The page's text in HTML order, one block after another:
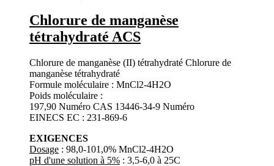
Chlorure de manganèse
tétrahydraté ACS
Chlorure de manganèse (II) tétrahydraté Chlorure de
manganèse tétrahydraté
Formule moléculaire : MnCl2-4H2O
Poids moléculaire :
197,90 Numéro CAS 13446-34-9 Numéro
EINECS EC : 231-869-6
EXIGENCES
Dosage : 98,0-101,0% MnCl2-4H2O
pH d'une solution à 5% : 3,5-6,0 à 25C